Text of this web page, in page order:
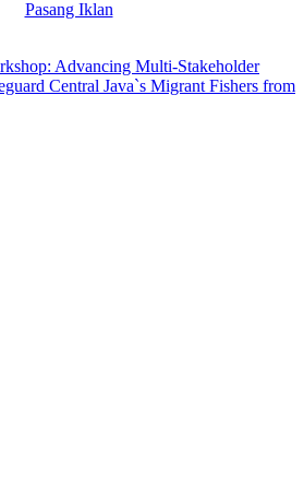
Advancing Multi-Stakeholder
Central Java`s Migrant Fishers from